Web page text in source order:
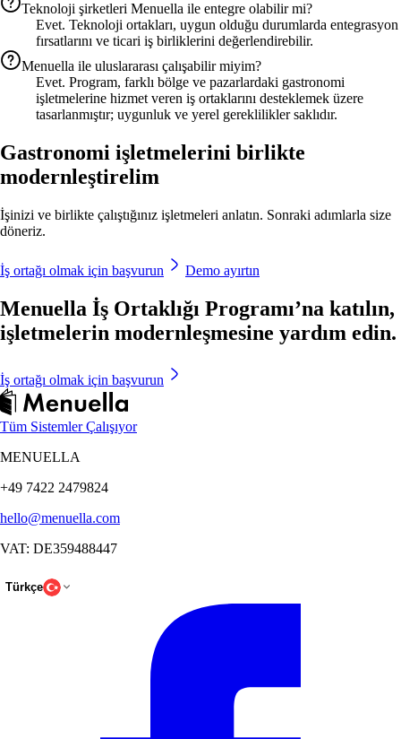
Teknoloji şirketleri Menuella ile entegre olabilir mi?
Evet. Teknoloji ortakları, uygun olduğu durumlarda entegrasyon
fırsatlarını ve ticari iş birliklerini değerlendirebilir.
Menuella ile uluslararası çalışabilir miyim?
Evet. Program, farklı bölge ve pazarlardaki gastronomi
işletmelerine hizmet veren iş ortaklarını desteklemek üzere
tasarlanmıştır; uygunluk ve yerel gereklilikler saklıdır.
Gastronomi işletmelerini birlikte
modernleştirelim
İşinizi ve birlikte çalıştığınız işletmeleri anlatın. Sonraki adımlarla size
döneriz.
İş ortağı olmak için başvurun Demo ayırtın
Menuella İş Ortaklığı Programı’na katılın,
işletmelerin modernleşmesine yardım edin.
İş ortağı olmak için başvurun
Tüm Sistemler Çalışıyor
MENUELLA
+49 7422 2479824
hello@menuella.com
VAT: DE359488447
Türkçe